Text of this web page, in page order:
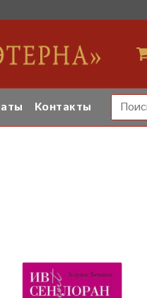
Контакты